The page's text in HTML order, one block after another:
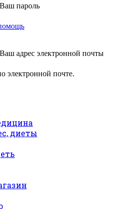
Ваш пароль
Ваш адрес электронной почты
электронной почте.
диеты